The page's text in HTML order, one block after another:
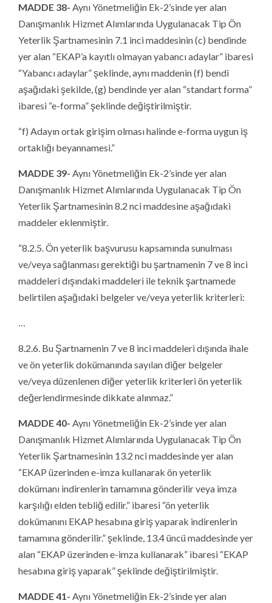
MADDE 38- Aynı Yönetmeliğin Ek-2’sinde yer alan
Danışmanlık Hizmet Alımlarında Uygulanacak Tip Ön
Yeterlik Şartnamesinin 7.1 inci maddesinin (c) bendinde
yer alan “EKAP’a kayıtlı olmayan yabancı adaylar” ibaresi
“Yabancı adaylar” şeklinde, aynı maddenin (f) bendi
aşağıdaki şekilde, (g) bendinde yer alan “standart forma”
ibaresi “e-forma” şeklinde değiştirilmiştir.
“f) Adayın ortak girişim olması halinde e-forma uygun iş
ortaklığı beyannamesi.”
MADDE 39- Aynı Yönetmeliğin Ek-2’sinde yer alan
Danışmanlık Hizmet Alımlarında Uygulanacak Tip Ön
Yeterlik Şartnamesinin 8.2 nci maddesine aşağıdaki
maddeler eklenmiştir.
“8.2.5. Ön yeterlik başvurusu kapsamında sunulması
ve/veya sağlanması gerektiği bu şartnamenin 7 ve 8 inci
maddeleri dışındaki maddeleri ile teknik şartnamede
belirtilen aşağıdaki belgeler ve/veya yeterlik kriterleri:
…
8.2.6. Bu Şartnamenin 7 ve 8 inci maddeleri dışında ihale
ve ön yeterlik dokümanında sayılan diğer belgeler
ve/veya düzenlenen diğer yeterlik kriterleri ön yeterlik
değerlendirmesinde dikkate alınmaz.”
MADDE 40- Aynı Yönetmeliğin Ek-2’sinde yer alan
Danışmanlık Hizmet Alımlarında Uygulanacak Tip Ön
Yeterlik Şartnamesinin 13.2 nci maddesinde yer alan
“EKAP üzerinden e-imza kullanarak ön yeterlik
dokümanı indirenlerin tamamına gönderilir veya imza
karşılığı elden tebliğ edilir.” ibaresi “ön yeterlik
dokümanını EKAP hesabına giriş yaparak indirenlerin
tamamına gönderilir.” şeklinde, 13.4 üncü maddesinde yer
alan “EKAP üzerinden e-imza kullanarak” ibaresi “EKAP
hesabına giriş yaparak” şeklinde değiştirilmiştir.
MADDE 41- Aynı Yönetmeliğin Ek-2’sinde yer alan